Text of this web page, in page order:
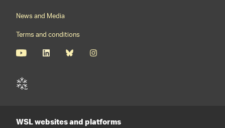
News and Media
Terms and conditions
WSL websites and platforms